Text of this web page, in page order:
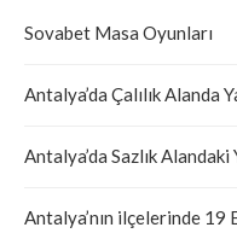
Sovabet Masa Oyunları
Antalya’da Çalılık Alanda
Antalya’da Sazlık Alandaki
Antalya’nın ilçelerinde 19